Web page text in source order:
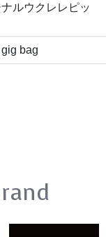
ルウクレレピッ
bag